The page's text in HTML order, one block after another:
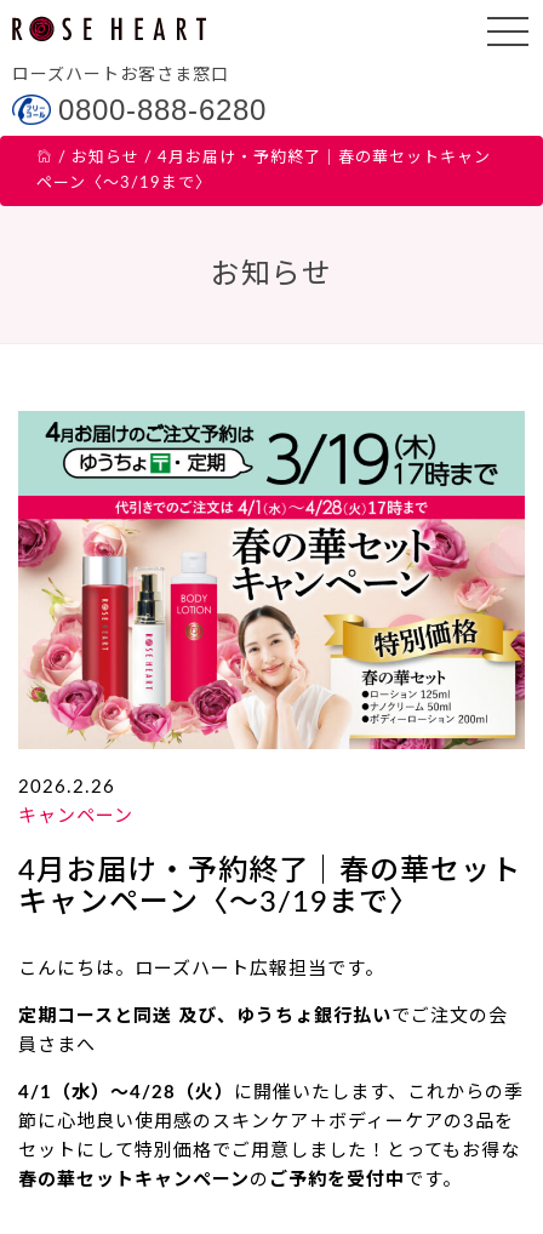
ローズハートお客さま窓口
0800-888-6280
/ お知らせ / 4月お届け・予約終了｜春の華セットキャン
ペーン〈～3/19まで〉
お知らせ
2026.2.26
キャンペーン
4月お届け・予約終了｜春の華セット
キャンペーン〈～3/19まで〉
こんにちは。ローズハート広報担当です。
定期コースと同送 及び、ゆうちょ銀行払いでご注文の会
員さまへ
4/1（水）～4/28（火）
に開催いたします、これからの季
節に心地良い使用感のスキンケア＋ボディーケアの3品を
セットにして特別価格でご用意しました！とってもお得な
春の華セットキャンペーン の ご予約を受付中 です。